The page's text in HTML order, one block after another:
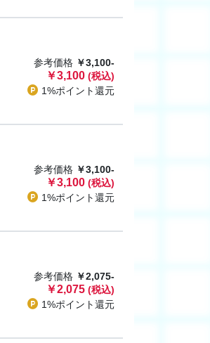
参考価格 ￥3,100-
￥3,100 (税込)
1%ポイント還元
参考価格 ￥3,100-
￥3,100 (税込)
1%ポイント還元
参考価格 ￥2,075-
￥2,075 (税込)
1%ポイント還元